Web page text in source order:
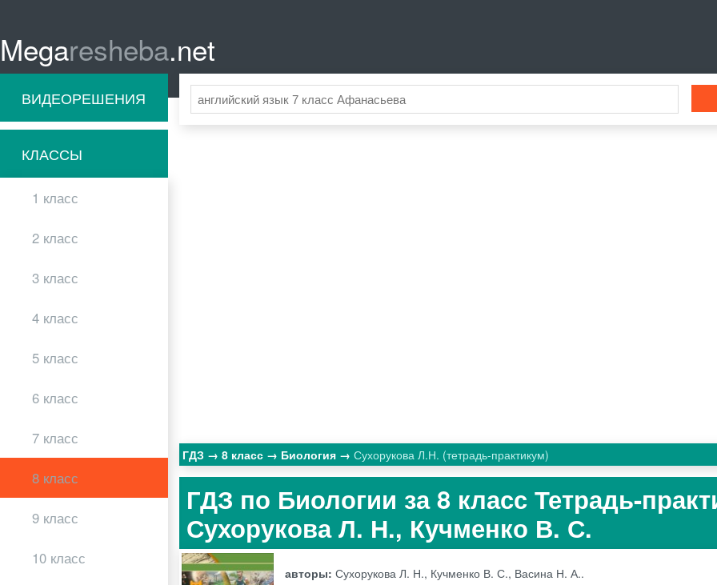
Megaresheba.net
ВИДЕОРЕШЕНИЯ
КЛАССЫ
1 класс
2 класс
3 класс
4 класс
5 класс
6 класс
7 класс
8 класс
9 класс
10 класс
ГДЗ 8 класс Биология Сухорукова Л.Н. (тетрадь-практикум)
ГДЗ по Биологии за 8 класс Тетрадь-
Сухорукова Л. Н., Кучменко В. С.
авторы:Сухорукова Л. Н., Кучменко В. С., Васина Н. А..